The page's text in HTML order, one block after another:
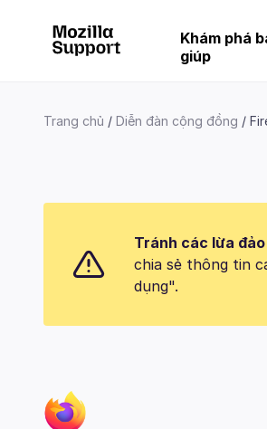
Khám phá
giúp
Trang chủ Diễn đàn cộng đồng
Tránh các lừa
chia sẻ thông tin
dụng".